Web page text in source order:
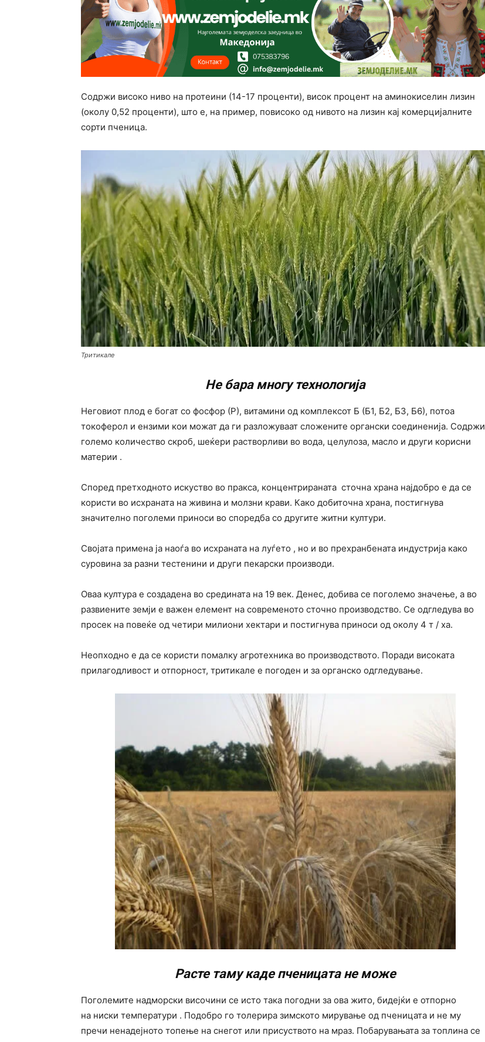
Содржи високо ниво на протеини (14-17 проценти), висок процент на аминокиселин лизин
(околу 0,52 проценти), што е, на пример, повисоко од нивото на лизин кај комерцијалните
сорти пченица.
Тритикале
Не бара многу технологија
Неговиот плод е богат со фосфор (Р), витамини од комплексот Б (Б1, Б2, Б3, Б6), потоа
токоферол и ензими кои можат да ги разложуваат сложените органски соединенија. Содржи
големо количество скроб, шеќери растворливи во вода, целулоза, масло и други корисни
материи .
Според претходното искуство во пракса, концентрираната сточна храна најдобро е да се
користи во исхраната на живина и молзни крави. Како добиточна храна, постигнува
значително поголеми приноси во споредба со другите житни култури.
Својата примена ја наоѓа во исхраната на луѓето , но и во прехранбената индустрија како
суровина за разни тестенини и други пекарски производи.
Оваа култура е создадена во средината на 19 век. Денес, добива се поголемо значење, а во
развиените земји е важен елемент на современото сточно производство. Се одгледува во
просек на повеќе од четири милиони хектари и постигнува приноси од околу 4 т / ха.
Неопходно е да се користи помалку агротехника во производството. Поради високата
прилагодливост и отпорност, тритикале е погоден и за органско одгледување.
Расте таму каде пченицата не може
Поголемите надморски височини се исто така погодни за ова жито, бидејќи е отпорно
на ниски температури . Подобро го толерира зимското мирување од пченицата и не му
пречи ненадејното топење на снегот или присуството на мраз. Побарувањата за топлина се